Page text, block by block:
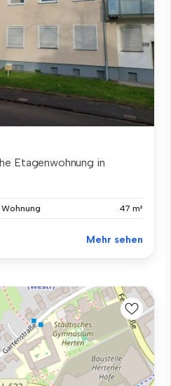
Etagenwohnung in
Wohnung 47 m²
Mehr sehen